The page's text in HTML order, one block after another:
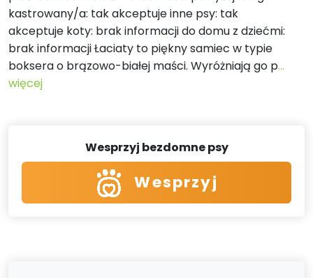
kastrowany/a: tak akceptuje inne psy: tak
akceptuje koty: brak informacji do domu z dziećmi:
brak informacji Łaciaty to piękny samiec w typie
boksera o brązowo-białej maści. Wyróżniają go p...
więcej
Wesprzyj bezdomne psy
Wesprzyj